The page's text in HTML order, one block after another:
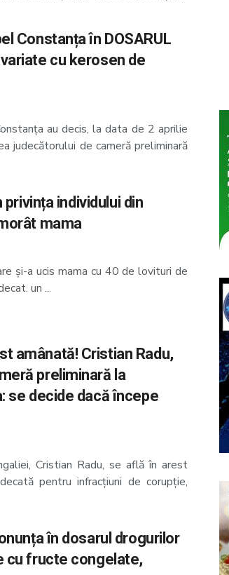
Constanța în DOSARUL
cu kerosen de
au decis, la data de 2 aprilie
judecătorului de cameră preliminară
individului din
mama
și-a ucis mama cu 40 de lovituri de
un ...
amânată! Cristian Radu,
preliminară la
se decide dacă începe
Cristian Radu, se află în arest
pentru infracțiuni de corupție,
în dosarul drogurilor
cu fructe congelate,